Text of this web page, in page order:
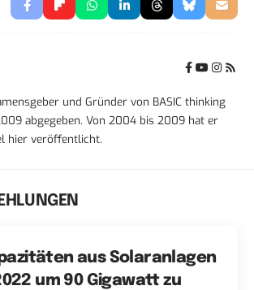
und Gründer von BASIC thinking
abgegeben. Von 2004 bis 2009 hat er
hier veröffentlicht.
aus Solaranlagen
um 90 Gigawatt zu